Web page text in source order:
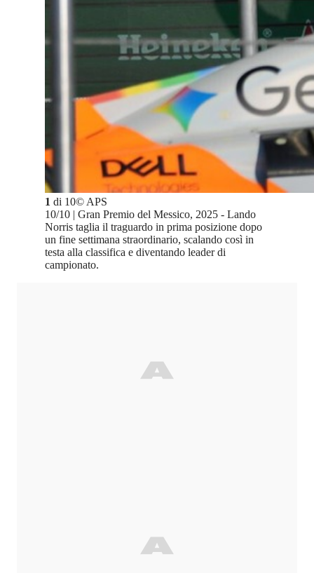
1 di 10© APS
10/10 | Gran Premio del Messico, 2025 - Lando
Norris taglia il traguardo in prima posizione dopo
un fine settimana straordinario, scalando così in
testa alla classifica e diventando leader di
campionato.